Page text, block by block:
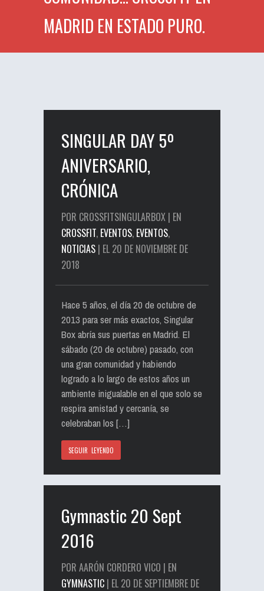
MADRID EN ESTADO PURO.
SINGULAR DAY 5º
ANIVERSARIO,
CRÓNICA
POR CROSSFITSINGULARBOX | EN
CROSSFIT, EVENTOS, EVENTOS,
NOTICIAS | EL 20 DE NOVIEMBRE DE
2018
Hace 5 años, el día 20 de octubre de
2013 para ser más exactos, Singular
Box abría sus puertas en Madrid. El
sábado (20 de octubre) pasado, con
una gran comunidad y habiendo
logrado a lo largo de estos años un
ambiente inigualable en el que solo se
respira amistad y cercanía, se
celebraban los […]
SEGUIR LEYENDO
Gymnastic 20 Sept
2016
POR AARÓN CORDERO VICO | EN
GYMNASTIC | EL 20 DE SEPTIEMBRE DE